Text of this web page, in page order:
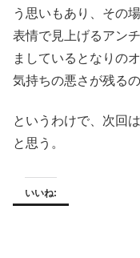
う思いもあり、その
表情で見上げるアン
ましているとなりの
気持ちの悪さが残るの
というわけで、次回
と思う。
いいね: